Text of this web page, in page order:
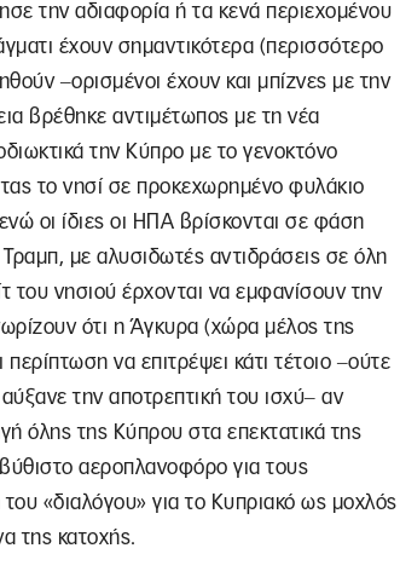
την αδιαφορία ή τα κενά περιεχομένου
έχουν σημαντικότερα (περισσότερο
‒ορισμένοι έχουν και μπίζνες με την
βρέθηκε αντιμέτωπος με τη νέα
την Κύπρο με το γενοκτόνο
το νησί σε προκεχωρημένο φυλάκιο
οι ίδιες οι ΗΠΑ βρίσκονται σε φάση
με αλυσιδωτές αντιδράσεις σε όλη
του νησιού έρχονται να εμφανίσουν την
ότι η Άγκυρα (χώρα μέλος της
να επιτρέψει κάτι τέτοιο ‒ούτε
την αποτρεπτική του ισχύ‒ αν
όλης της Κύπρου στα επεκτατικά της
αεροπλανοφόρο για τους
«διαλόγου» για το Κυπριακό ως μοχλός
της κατοχής.